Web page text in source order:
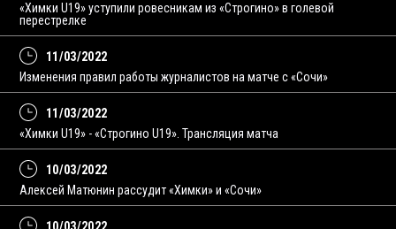
«Химки U19» уступили ровесникам из «Строгино» в голевой
перестрелке
11/03/2022
Изменения правил работы журналистов на матче с «Сочи»
11/03/2022
«Химки U19» - «Строгино U19». Трансляция матча
10/03/2022
Алексей Матюнин рассудит «Химки» и «Сочи»